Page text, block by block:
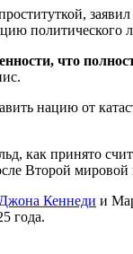
политического
что
нацию от
как принято
Второй мировой
Джона Кеннеди и
года.